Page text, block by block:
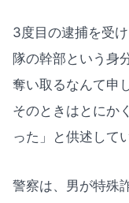
3度目の逮捕を受
隊の幹部という身
奪い取るなんて申
そのときはとにか
った」と供述して
警察は、男が特殊